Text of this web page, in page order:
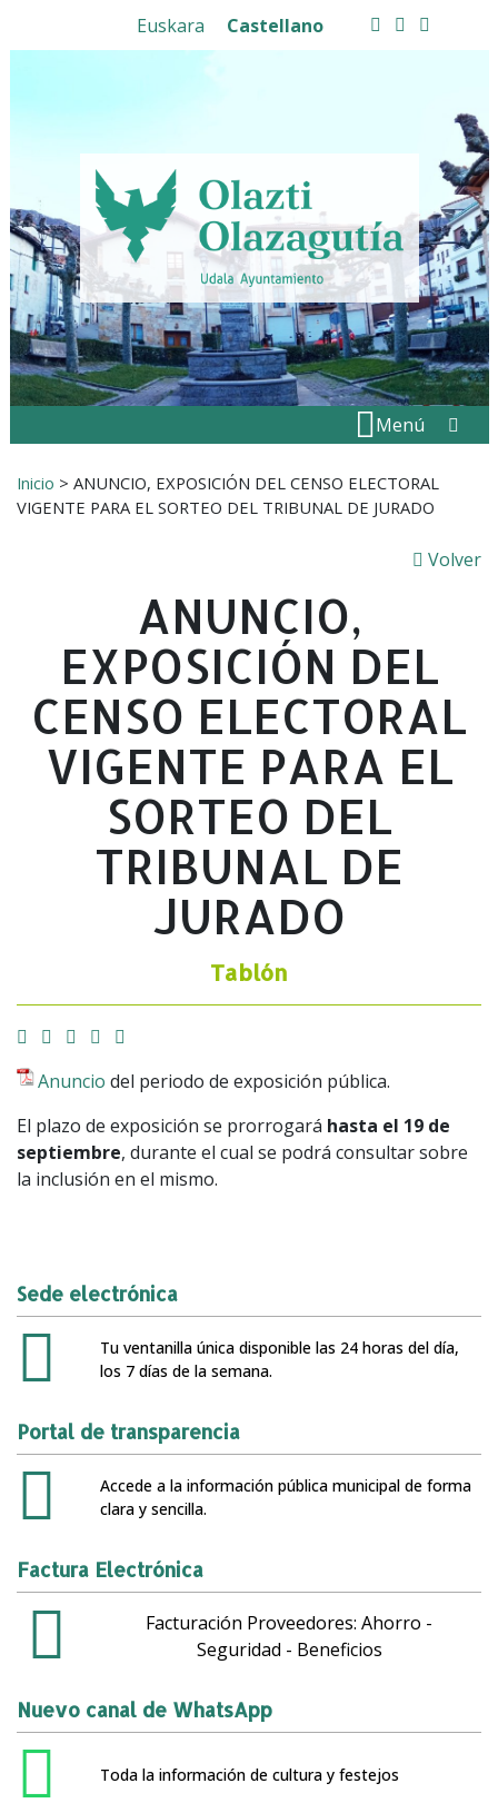
Euskara Castellano facebook
twitter
Menú
Inicio > ANUNCIO, EXPOSICIÓN DEL CENSO ELECTORAL
VIGENTE PARA EL SORTEO DEL TRIBUNAL DE JURADO
Volver
ANUNCIO,
EXPOSICIÓN DEL
CENSO ELECTORAL
VIGENTE PARA EL
SORTEO DEL
TRIBUNAL DE
JURADO
Tablón
Facebook
TwitterEmailImprimir
Anuncio del periodo de exposición pública.
El plazo de exposición se prorrogará hasta el 19 de
septiembre, durante el cual se podrá consultar sobre
la inclusión en el mismo.
Sede electrónica
Tu ventanilla única disponible las 24 horas del día,
los 7 días de la semana.
Portal de transparencia
Accede a la información pública municipal de forma
clara y sencilla.
Factura Electrónica
Facturación Proveedores: Ahorro -
Seguridad - Beneficios
Nuevo canal de WhatsApp
Toda la información de cultura y festejos